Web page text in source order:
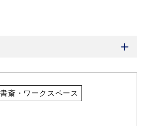
書斎・ワークスペース